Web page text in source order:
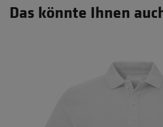
Das könnte Ihnen